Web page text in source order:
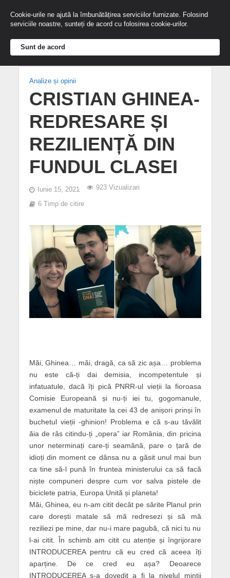
Analize și opinii
CRISTIAN GHINEA-
REDRESARE ȘI
REZILIENȚĂ DIN
FUNDUL CLASEI
Iunie 15, 2021 923 Vizualizari
6 Timp de citire
Măi, Ghinea… măi, dragă, ca să zic așa… problema
nu este că-ți dai demisia, incompetentule și
infatuatule, dacă îți pică PNRR-ul vieții la fioroasa
Comisie Europeană și nu-ți iei tu, gogomanule,
examenul de maturitate la cei 43 de anișori prinși în
buchetul vieții -ghinion! Problema e că s-au tăvălit
ăia de râs citindu-ți „opera” iar România, din pricina
unor neterminați care-ți seamănă, pare o țară de
idioți din moment ce dânsa nu a găsit unul mai bun
ca tine să-l pună în fruntea ministerului ca să facă
niște compuneri despre cum vor salva pistele de
biciclete patria, Europa Unită și planeta!
Măi, Ghinea, eu n-am citit decât pe sărite Planul prin
care dorești matale să mă redresezi și să mă
reziliezi pe mine, dar nu-i mare pagubă, că nici tu nu
l-ai citit. În schimb am citit cu atenție și îngrijorare
INTRODUCEREA pentru că eu cred că aceea îți
aparține. De ce cred eu așa? Deoarece
INTRODUCEREA s-a dovedit a fi la nivelul minții
Cookie-urile ne ajută la îmbunătățirea serviciilor furnizate. Folosind
serviciile noastre, sunteți de acord cu folosirea cookie-urilor.
Sunt de acord